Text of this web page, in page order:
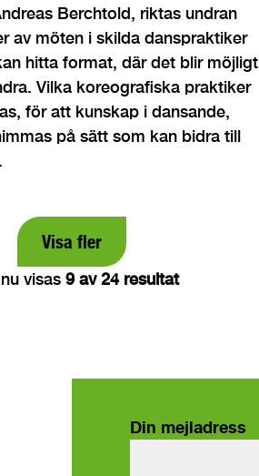
Berchtold, riktas undran
av möten i skilda danspraktiker
hitta format, där det blir möjligt
Vilka koreografiska praktiker
för att kunskap i dansande,
på sätt som kan bidra till
Visa fler
visas 9 av 24 resultat
Din mejladress